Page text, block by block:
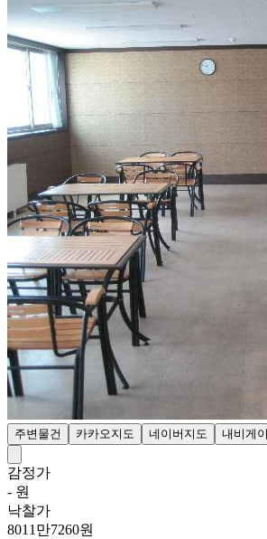
주변물건 카카오지도 네이버지도 내비게
감정가
- 원
낙찰가
8011만7260원